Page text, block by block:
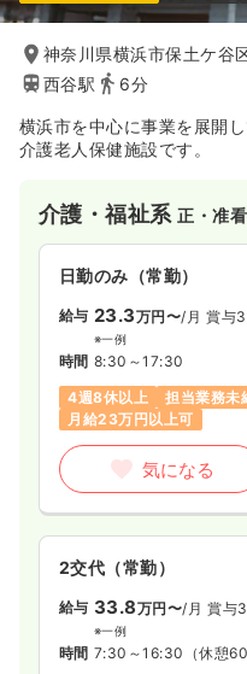
神奈川県横浜市保土ケ谷
西谷駅
6分
横浜市を中心に事業を展開
介護老人保健施設です。
介護・福祉系正・准
日勤のみ（常勤）
給与 23.3万円〜/月 賞与
※一例
時間 8:30～17:30
4週8休以上
担当業務未
月給23万円以上可
気になる
2交代（常勤）
給与 33.8万円〜/月 賞与
※一例
時間 7:30～16:30 （休憩